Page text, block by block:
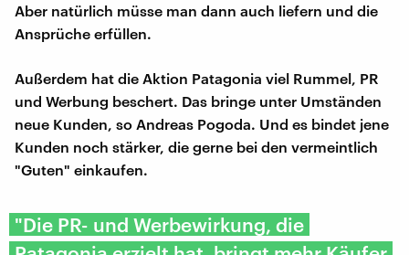
Aber natürlich müsse man dann auch liefern und die
Ansprüche erfüllen.
Außerdem hat die Aktion Patagonia viel Rummel, PR
und Werbung beschert. Das bringe unter Umständen
neue Kunden, so Andreas Pogoda. Und es bindet jene
Kunden noch stärker, die gerne bei den vermeintlich
"Guten" einkaufen.
"Die PR- und Werbewirkung, die